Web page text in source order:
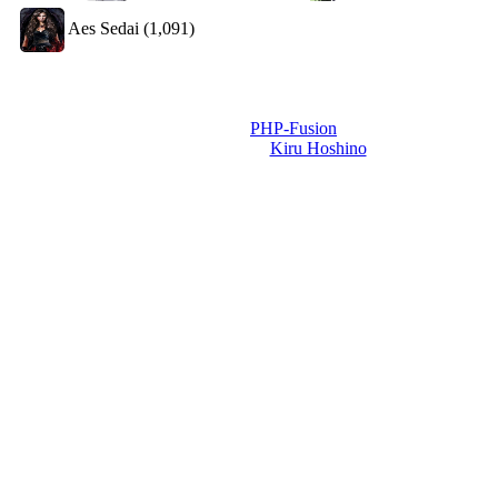
Aes Sedai (1,091)
PHP-Fusion
Kiru Hoshino